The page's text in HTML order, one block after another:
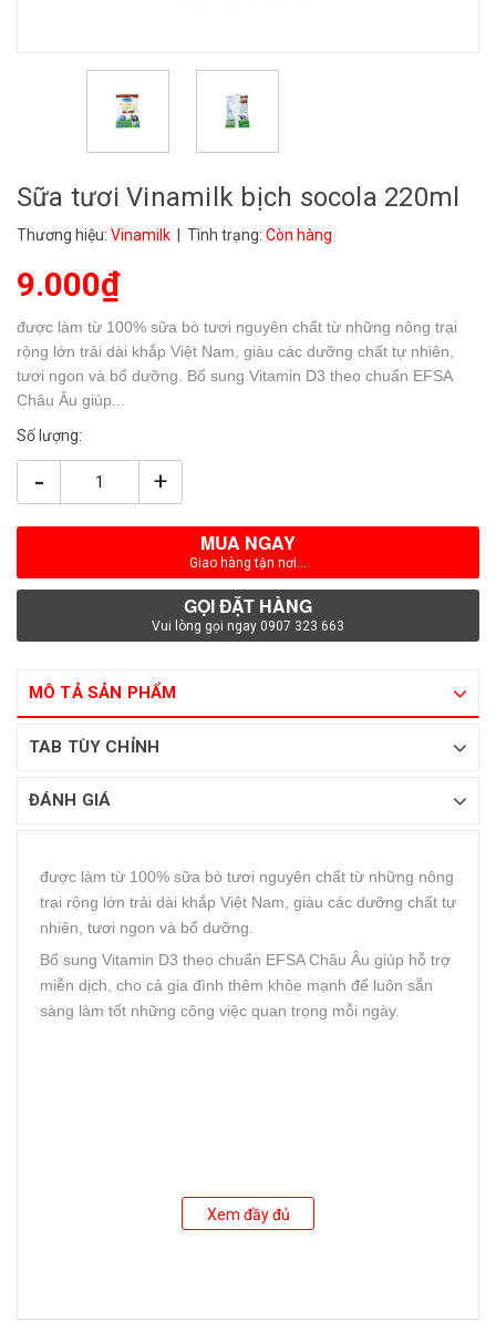
Sữa tươi Vinamilk bịch socola 220ml
Thương hiệu: Vinamilk | Tình trạng: Còn hàng
9.000₫
được làm từ 100% sữa bò tươi nguyên chất từ những nông trại
rộng lớn trải dài khắp Việt Nam, giàu các dưỡng chất tự nhiên,
tươi ngon và bổ dưỡng. Bổ sung Vitamin D3 theo chuẩn EFSA
Châu Âu giúp...
Số lượng:
- +
MUA NGAY
Giao hàng tận nơi...
GỌI ĐẶT HÀNG
Vui lòng gọi ngay 0907 323 663
MÔ TẢ SẢN PHẨM
TAB TÙY CHỈNH
ĐÁNH GIÁ
được làm từ 100% sữa bò tươi nguyên chất từ những nông
trại rộng lớn trải dài khắp Việt Nam, giàu các dưỡng chất tự
nhiên, tươi ngon và bổ dưỡng.
Bổ sung Vitamin D3 theo chuẩn EFSA Châu Âu giúp hỗ trợ
miễn dịch, cho cả gia đình thêm khỏe mạnh để luôn sẵn
sàng làm tốt những công việc quan trọng mỗi ngày.
Xem đầy đủ